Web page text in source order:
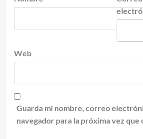
Web
Guarda mi nombre, correo
navegador para la próxima vez que